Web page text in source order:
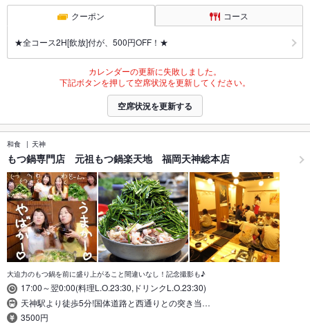
クーポン コース
★全コース2H[飲放]付が、500円OFF！★
カレンダーの更新に失敗しました。
下記ボタンを押して空席状況を更新してください。
空席状況を更新する
和食 天神
もつ鍋専門店 元祖もつ鍋楽天地 福岡天神総本店
大迫力のもつ鍋を前に盛り上がること間違いなし！記念撮影も♪
17:00～翌0:00(料理L.O.23:30,ドリンクL.O.23:30)
天神駅より徒歩5分!国体道路と西通りとの突き当…
3500円